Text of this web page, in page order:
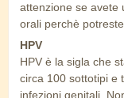
attenzione se avete
orali perchè
HPV
HPV è la sigla che
circa 100 sottotipi e
infezioni genitali.